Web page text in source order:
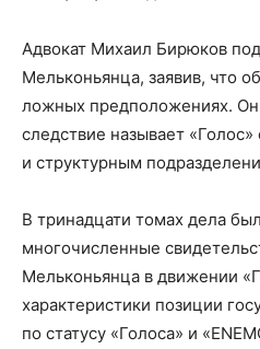
Адвокат Михаил Бирюков
Мельконьянца, заявив, что
ложных предположениях. Он
следствие называет
и структурным
В тринадцати томах дела
многочисленные
Мельконьянца в движении
характеристики позиции
по статусу «Голоса» и